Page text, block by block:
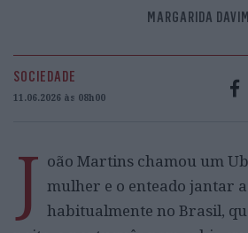
MARGARIDA DAVIM
SOCIEDADE
11.06.2026 às 08h00
J oão Martins chamou um
mulher e o enteado jantar
habitualmente no Brasil,